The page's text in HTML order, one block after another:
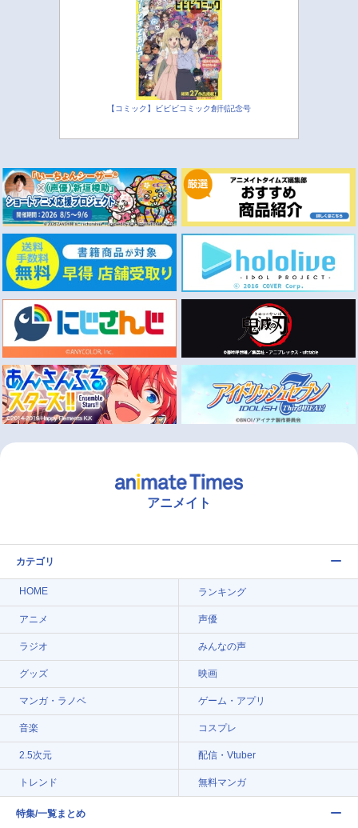
【コミック】ビビビコミック創刊記念号
アニメイト
カテゴリ
HOME ランキング
アニメ 声優
ラジオ みんなの声
グッズ 映画
マンガ・ラノベ ゲーム・アプリ
音楽 コスプレ
2.5次元 配信・Vtuber
トレンド 無料マンガ
特集/一覧まとめ